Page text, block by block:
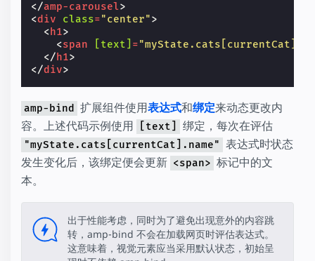
</amp-carousel>
<div class="center">
<h1>
<span [text] =
</h1>
</div>
amp-bind 扩展组件使用表达式和绑定来动态更改内
容。上述代码示例使用
[text] 绑定，每次在评估
"myState.cats[currentCat].name" 表达式时状态
发生变化后，该绑定便会更新 <span> 标记中的文
本。
出于性能考虑，同时为了避免出现意外的内容跳
转，amp-bind 不会在加载网页时评估表达式。
这意味着，视觉元素应当采用默认状态，初始呈